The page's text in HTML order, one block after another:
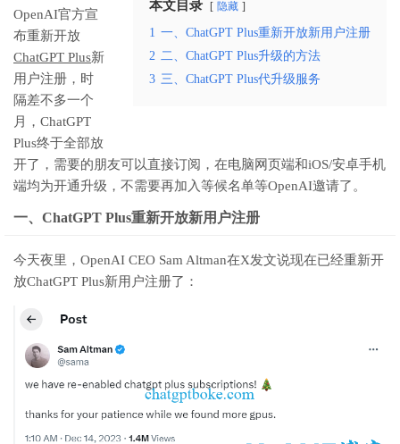
本文目录 隐藏
1 一、ChatGPT Plus重新开放新用户注册
2 二、ChatGPT Plus升级的方法
3 三、ChatGPT Plus代升级服务
OpenAI官方宣
布重新开放
ChatGPT Plus新
用户注册，时
隔差不多一个
月，ChatGPT
Plus终于全部放
开了，需要的朋友可以直接订阅，在电脑网页端和iOS/安卓手机
端均为开通升级，不需要再加入等候名单等OpenAI邀请了。
一、ChatGPT Plus重新开放新用户注册
今天夜里，OpenAI CEO Sam Altman在X发文说现在已经重新开
放ChatGPT Plus新用户注册了：